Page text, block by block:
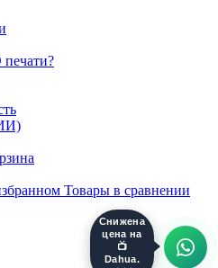
Снижена
цена на
📺
Dahua.
Товары в сравнении